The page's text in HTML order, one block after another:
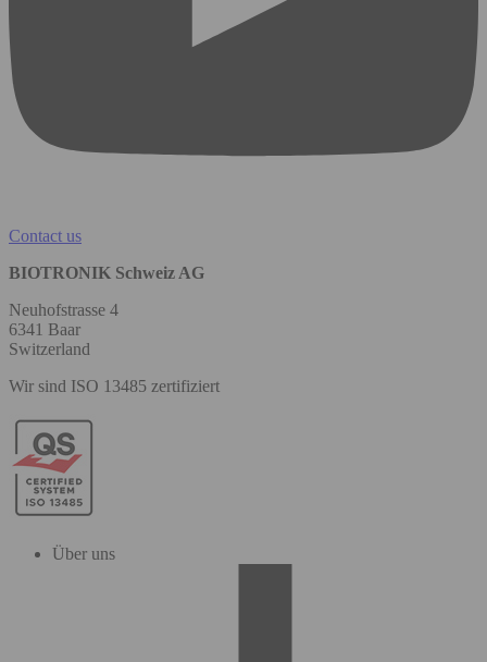
Contact us
BIOTRONIK Schweiz AG
Neuhofstrasse 4
6341 Baar
Switzerland
Wir sind ISO 13485 zertifiziert
Über uns